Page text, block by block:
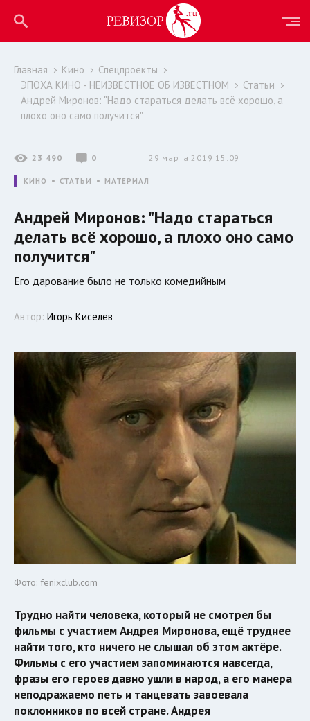
Главная Кино
Спецпроекты
ЭПОХА КИНО - НЕИЗВЕСТНОЕ ОБ ИЗВЕСТНОМ
Статьи
Андрей Миронов: "Надо стараться делать всё хорошо, а
плохо оно само получится"
23 490 0 29 марта 2019 15:09
КИНО СТАТЬИ МАТЕРИАЛ
Андрей Миронов: "Надо стараться
делать всё хорошо, а плохо оно само
получится"
Его дарование было не только комедийным
Автор: Игорь Киселёв
Фото: fenixclub.com
Трудно найти человека, который не смотрел бы
фильмы с участием Андрея Миронова, ещё труднее
найти того, кто ничего не слышал об этом актёре.
Фильмы с его участием запоминаются навсегда,
фразы его героев давно ушли в народ, а его манера
неподражаемо петь и танцевать завоевала
поклонников по всей стране. Андрея